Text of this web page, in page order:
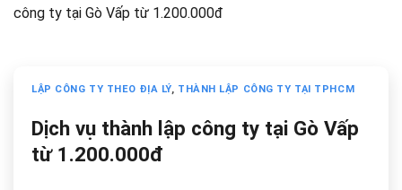
công ty tại Gò Vấp từ 1.200.000đ
LẬP CÔNG TY THEO ĐỊA LÝ, THÀNH LẬP CÔNG TY TẠI TPHCM
Dịch vụ thành lập công ty tại Gò Vấp
từ 1.200.000đ